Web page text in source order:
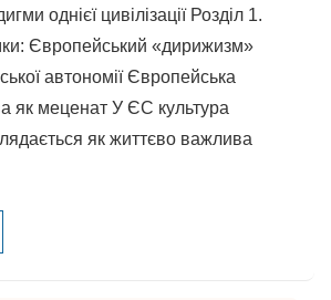
однієї цивілізації Розділ 1.
Європейський «дирижизм»
автономії Європейська
як меценат У ЄС культура
як життєво важлива